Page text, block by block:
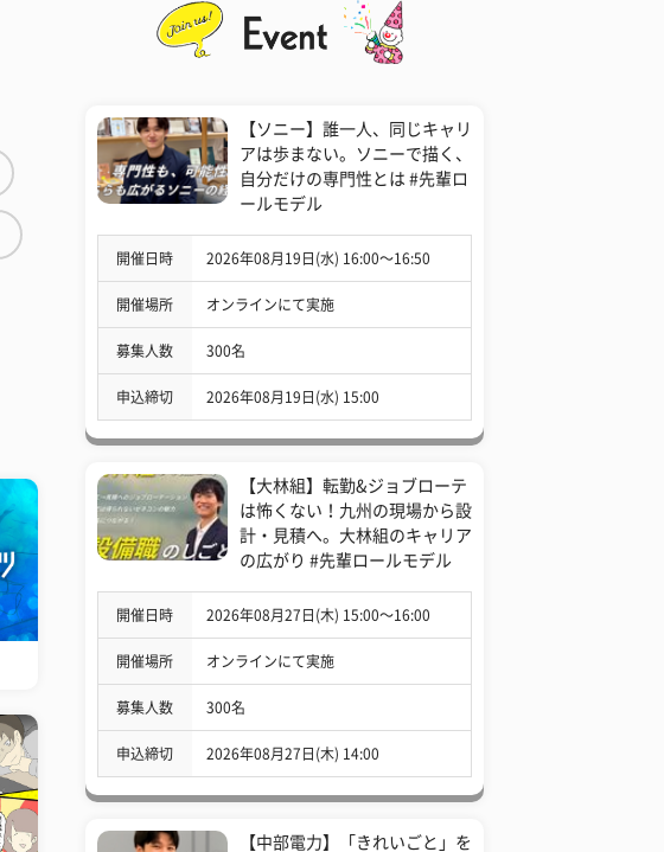
【ソニー】誰一人、同じキャリ
アは歩まない。ソニーで描く、
自分だけの専門性とは #先輩ロ
ールモデル
開催日時 2026年08月19日(水) 16:00〜16:50
開催場所 オンラインにて実施
募集人数 300名
申込締切 2026年08月19日(水) 15:00
【大林組】転勤&ジョブローテ
は怖くない！九州の現場から設
計・見積へ。大林組のキャリア
の広がり #先輩ロールモデル
開催日時 2026年08月27日(木) 15:00〜16:00
開催場所 オンラインにて実施
募集人数 300名
申込締切 2026年08月27日(木) 14:00
【中部電力】「きれいごと」を